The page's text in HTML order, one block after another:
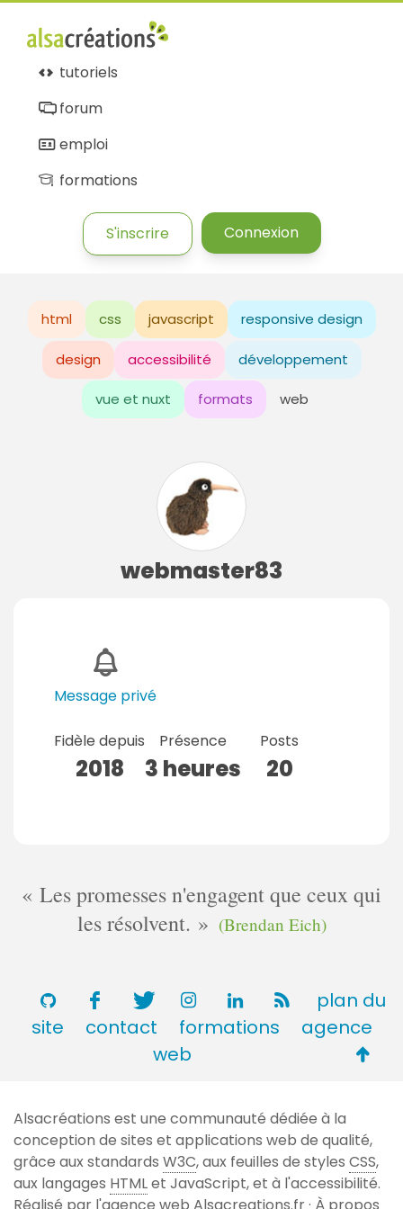
tutoriels
forum
emploi
formations
S'inscrire Connexion
html css javascript responsive design
design accessibilité développement
vue et nuxt formats web
webmaster83
Message privé
Fidèle depuis
2018
Présence
3 heures
Posts
20
Les promesses n'engagent que ceux qui
les résolvent.
(Brendan Eich)
plan du
site
contact formations
agence
web
de
page
Alsacréations est une communauté dédiée à la
conception de sites et applications web de qualité,
grâce aux standards W3C, aux feuilles de styles CSS,
aux langages HTMLet JavaScript, et à l'accessibilité.